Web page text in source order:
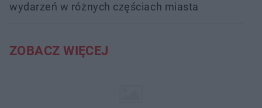
wydarzeń w różnych częściach miasta
ZOBACZ WIĘCEJ